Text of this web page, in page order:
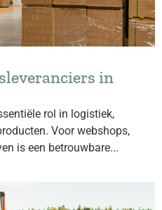
in
rol in logistiek,
Voor webshops,
is een betrouwbare...